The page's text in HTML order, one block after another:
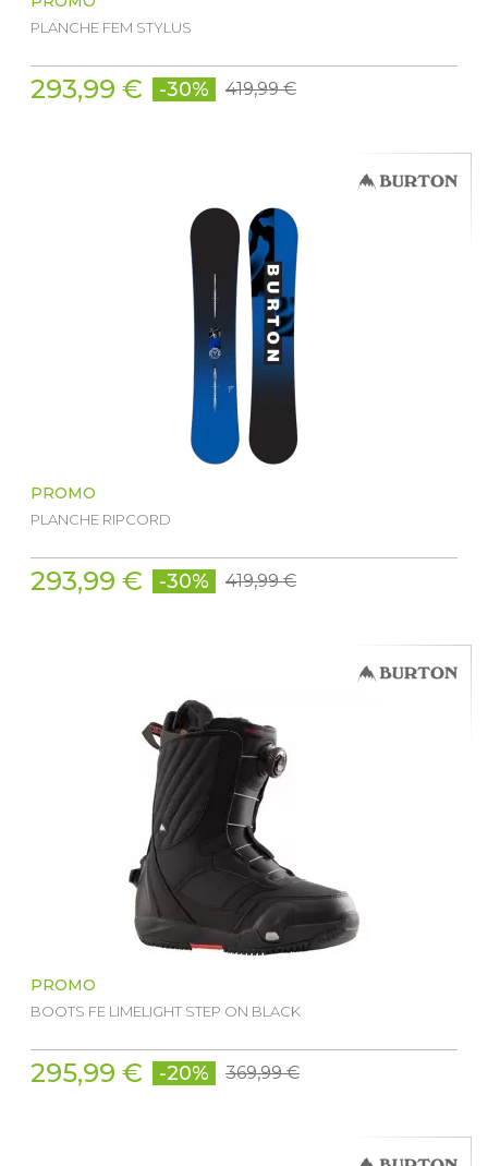
PLANCHE FEM STYLUS
293,99 € -30% 419,99 €
PROMO
PLANCHE RIPCORD
293,99 € -30% 419,99 €
PROMO
BOOTS FE LIMELIGHT STEP ON BLACK
295,99 € -20% 369,99 €